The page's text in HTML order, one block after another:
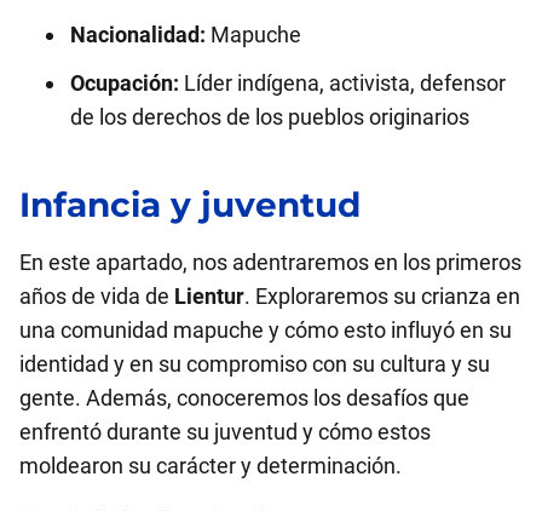
Nacionalidad: Mapuche
Ocupación: Líder indígena, activista, defensor
de los derechos de los pueblos originarios
Infancia y juventud
En este apartado, nos adentraremos en los primeros
años de vida de Lientur. Exploraremos su crianza en
una comunidad mapuche y cómo esto influyó en su
identidad y en su compromiso con su cultura y su
gente. Además, conoceremos los desafíos que
enfrentó durante su juventud y cómo estos
moldearon su carácter y determinación.